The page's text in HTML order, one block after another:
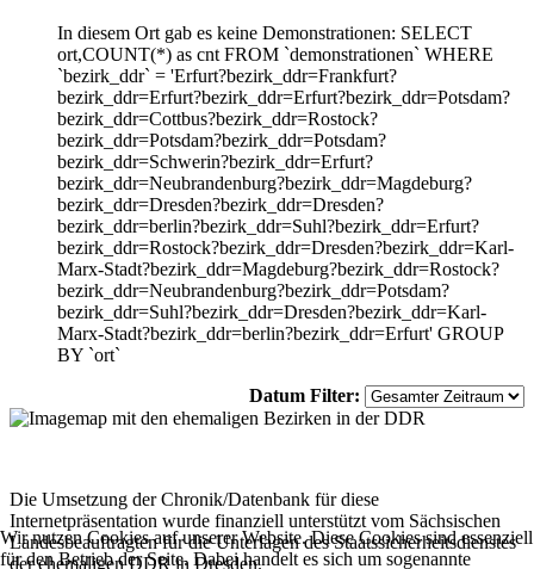
In diesem Ort gab es keine Demonstrationen: SELECT
ort,COUNT(*) as cnt FROM `demonstrationen` WHERE
`bezirk_ddr` = 'Erfurt?bezirk_ddr=Frankfurt?
bezirk_ddr=Erfurt?bezirk_ddr=Erfurt?bezirk_ddr=Potsdam?
bezirk_ddr=Cottbus?bezirk_ddr=Rostock?
bezirk_ddr=Potsdam?bezirk_ddr=Potsdam?
bezirk_ddr=Schwerin?bezirk_ddr=Erfurt?
bezirk_ddr=Neubrandenburg?bezirk_ddr=Magdeburg?
bezirk_ddr=Dresden?bezirk_ddr=Dresden?
bezirk_ddr=berlin?bezirk_ddr=Suhl?bezirk_ddr=Erfurt?
bezirk_ddr=Rostock?bezirk_ddr=Dresden?bezirk_ddr=Karl-
Marx-Stadt?bezirk_ddr=Magdeburg?bezirk_ddr=Rostock?
bezirk_ddr=Neubrandenburg?bezirk_ddr=Potsdam?
bezirk_ddr=Suhl?bezirk_ddr=Dresden?bezirk_ddr=Karl-
Marx-Stadt?bezirk_ddr=berlin?bezirk_ddr=Erfurt' GROUP
BY `ort`
Datum Filter:
Die Umsetzung der Chronik/Datenbank für diese
Internetpräsentation wurde finanziell unterstützt vom Sächsischen
Landesbeauftragten für die Unterlagen des Staatssicherheitsdienstes
der ehemaligen DDR in Dresden.
Wir nutzen Cookies auf unserer Website. Diese Cookies sind essenziell
für den Betrieb der Seite. Dabei handelt es sich um sogenannte